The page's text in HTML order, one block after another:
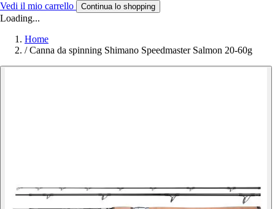
Vedi il mio carrello Continua lo shopping
Loading...
Home
/ Canna da spinning Shimano Speedmaster Salmon 20-60g